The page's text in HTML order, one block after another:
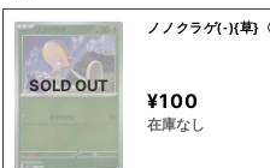
SOLD OUT
ノノクラゲ(‐){草}
¥100
在庫なし